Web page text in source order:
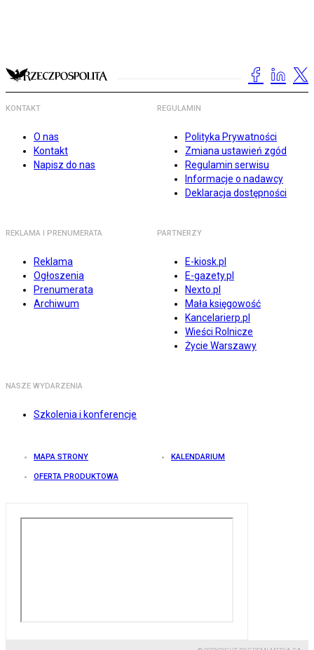
KONTAKT
O nas
Kontakt
Napisz do nas
REGULAMIN
Polityka Prywatności
Zmiana ustawień zgód
Regulamin serwisu
Informacje o nadawcy
Deklaracja dostępności
REKLAMA I PRENUMERATA
Reklama
Ogłoszenia
Prenumerata
Archiwum
PARTNERZY
E-kiosk.pl
E-gazety.pl
Nexto.pl
Mała księgowość
Kancelarierp.pl
Wieści Rolnicze
Życie Warszawy
NASZE WYDARZENIA
Szkolenia i konferencje
MAPA STRONY KALENDARIUM
OFERTA PRODUKTOWA